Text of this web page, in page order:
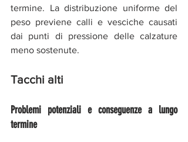
termine. La distribuzione uniforme del
peso previene calli e vesciche causati
dai punti di pressione delle calzature
meno sostenute.
Tacchi alti
Problemi potenziali e conseguenze a lungo
termine